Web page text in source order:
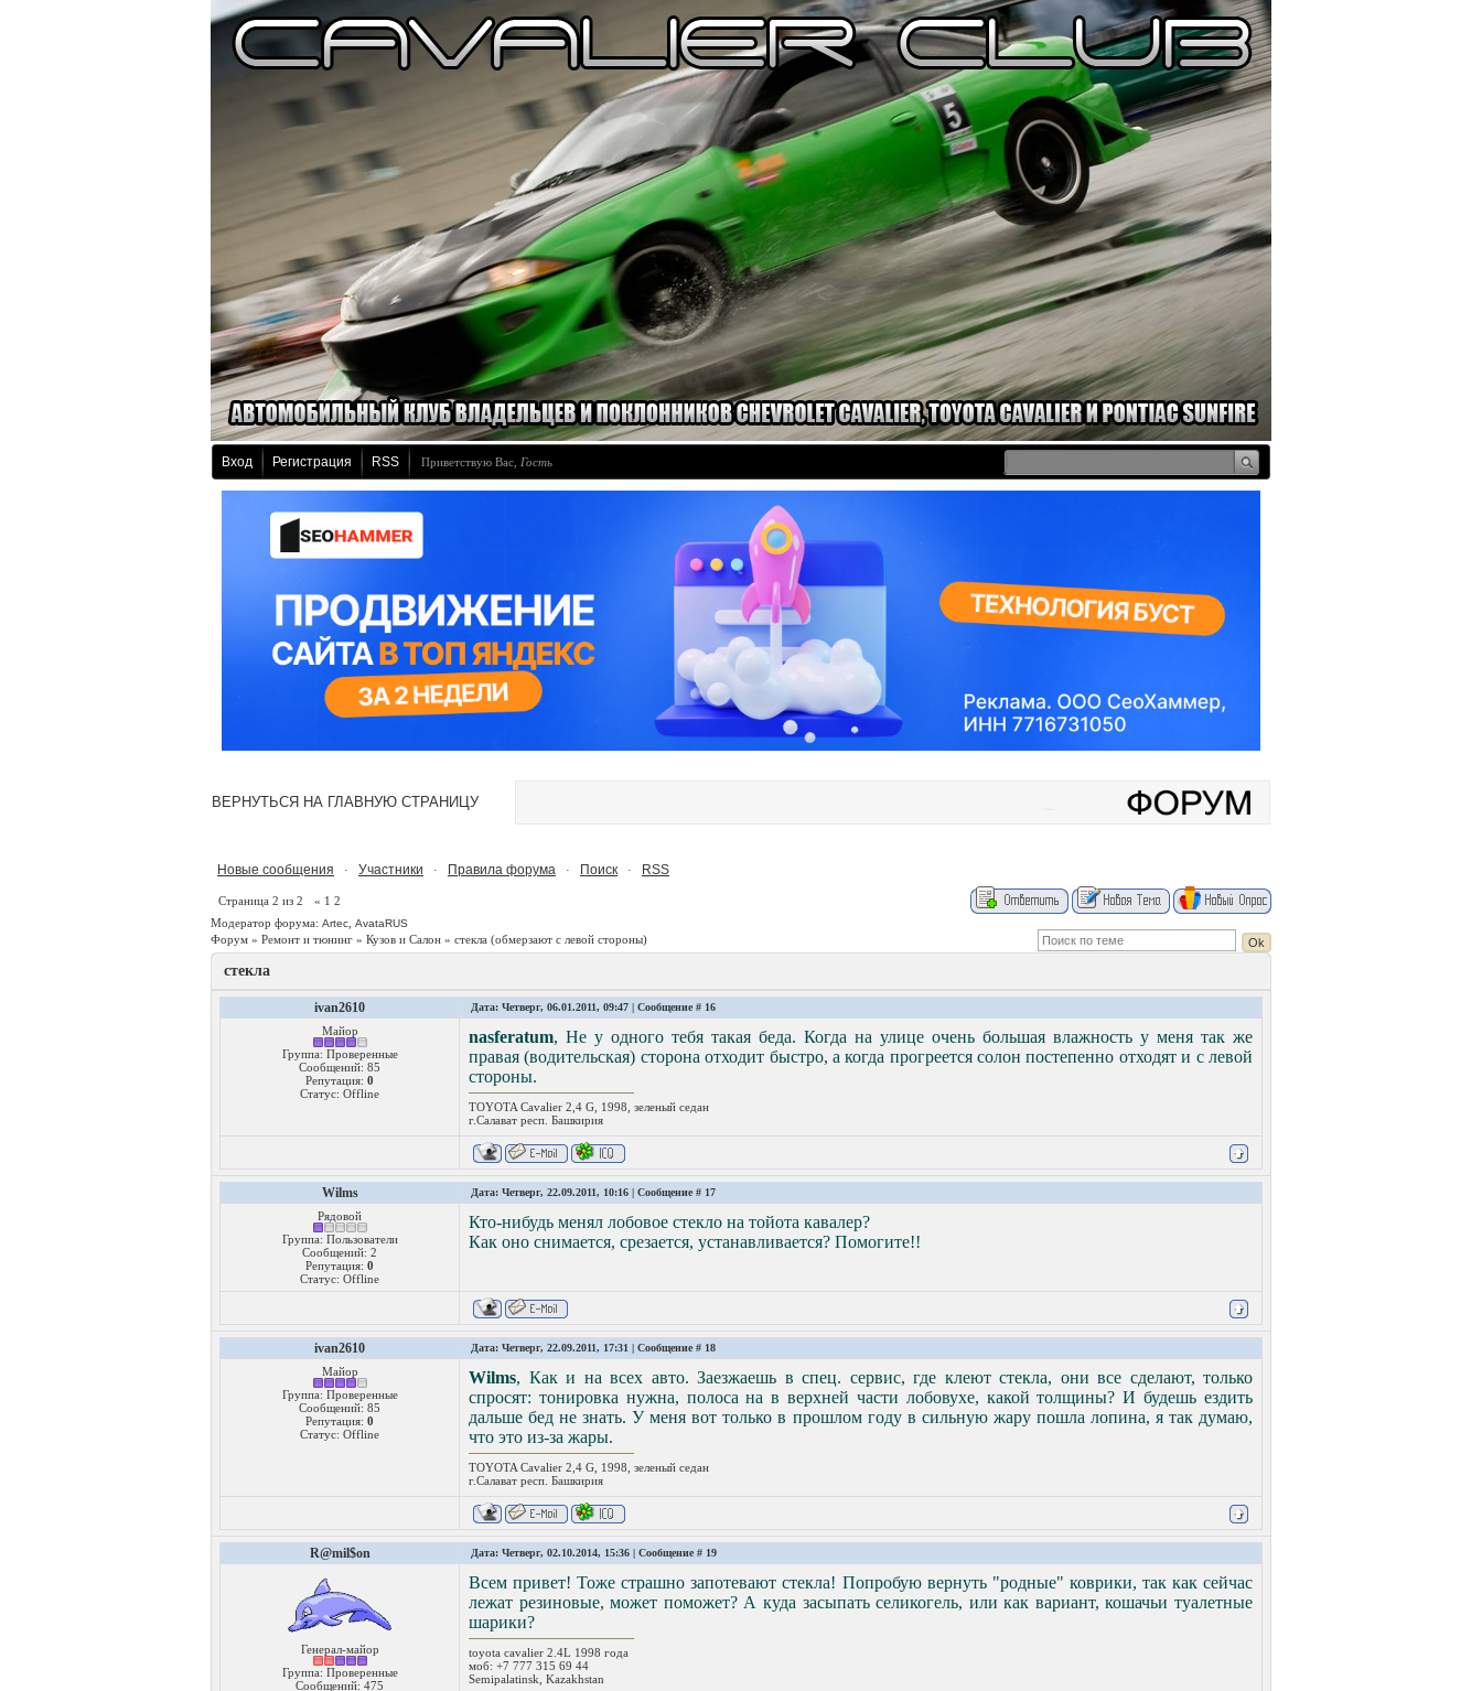
Вход Регистрация RSS Приветствую Вас Гость
ВЕРНУТЬСЯ НА ГЛАВНУЮ СТРАНИЦУ
Новые сообщения · Участники · Правила форума · Поиск · RSS
Страница 2 из 2 « 1 2
Модератор форума: Artec AvataRUS
Форум » Ремонт и тюнинг » Кузов и Салон » стекла (обмерзают с левой стороны)
стекла
ivan2610 Дата: Четверг, 06.01.2011, 09:47 | Сообщение # 16
Майор
Группа: Проверенные
Сообщений: 85
Репутация: 0
Статус: Offline
nasferatum, Не у одного тебя такая беда. Когда на улице очень большая влажность у меня так же
правая (водительская) сторона отходит быстро, а когда прогреется солон постепенно отходят и с левой
стороны.
TOYOTA Cavalier 2,4 G, 1998, зеленый седан
г.Салават респ. Башкирия
Wilms Дата: Четверг, 22.09.2011, 10:16 | Сообщение # 17
Рядовой
Группа: Пользователи
Сообщений: 2
Репутация: 0
Статус: Offline
Кто-нибудь менял лобовое стекло на тойота кавалер?
Как оно снимается, срезается, устанавливается? Помогите!!
ivan2610 Дата: Четверг, 22.09.2011, 17:31 | Сообщение # 18
Майор
Группа: Проверенные
Сообщений: 85
Репутация: 0
Статус: Offline
Wilms, Как и на всех авто. Заезжаешь в спец. сервис, где клеют стекла, они все сделают, только
спросят: тонировка нужна, полоса на в верхней части лобовухе, какой толщины? И будешь ездить
дальше бед не знать. У меня вот только в прошлом году в сильную жару пошла лопина, я так думаю,
что это из-за жары.
TOYOTA Cavalier 2,4 G, 1998, зеленый седан
г.Салават респ. Башкирия
R@mil$on Дата: Четверг, 02.10.2014, 15:36 | Сообщение # 19
Генерал-майор
Группа: Проверенные
Сообщений: 475
Всем привет! Тоже страшно запотевают стекла! Попробую вернуть "родные" коврики, так как сейчас
лежат резиновые, может поможет? А куда засыпать селикогель, или как вариант, кошачьи туалетные
шарики?
toyota cavalier 2.4L 1998 года
моб: +7 777 315 69 44
Semipalatinsk, Kazakhstan